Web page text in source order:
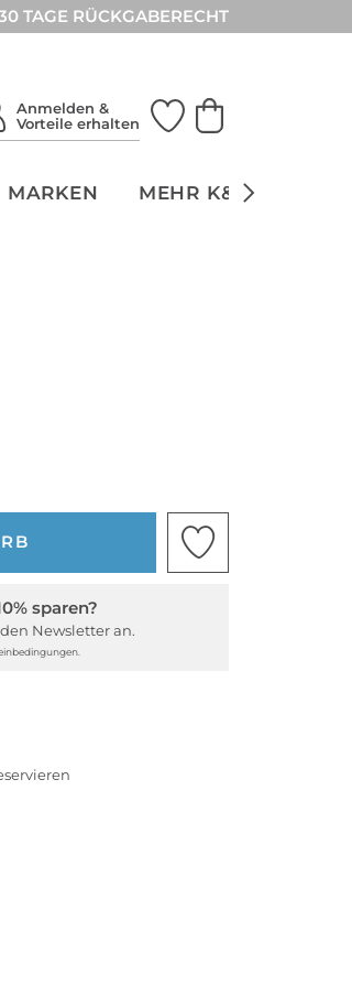
TAGE RÜCKGABERECHT
Anmelden &
Vorteile erhalten
MARKEN MEHR K&Ö
sparen?
Newsletter an.